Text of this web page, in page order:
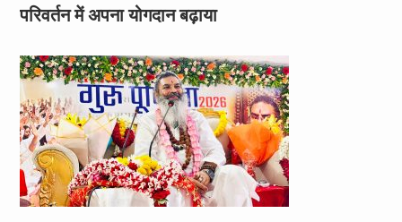
परिवर्तन में अपना योगदान बढ़ाया